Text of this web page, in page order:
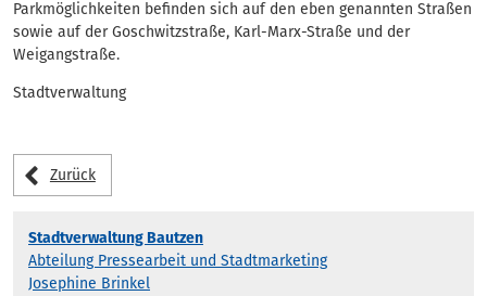
Parkmöglichkeiten befinden sich auf den eben genannten Straßen
sowie auf der Goschwitzstraße, Karl-Marx-Straße und der
Weigangstraße.
Stadtverwaltung
Zurück
Stadtverwaltung Bautzen
Abteilung Pressearbeit und Stadtmarketing
Josephine Brinkel